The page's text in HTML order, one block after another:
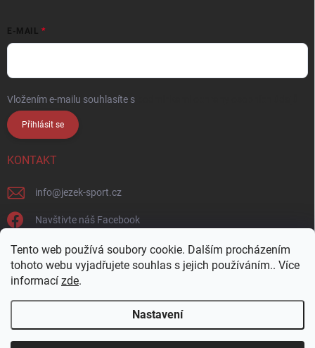
Tento web používá soubory cookie. Dalším procházením
tohoto webu vyjadřujete souhlas s jejich používáním.. Více
informací zde.
Nastavení
E-MAIL
Vložením e-mailu souhlasíte s
Přihlásit se
KONTAKT
info@jezek-sport.cz
Navštivte náš Facebook
jezek_sport_np/
Copyright 2026Ježek sport s.r.o.. Všechna práva vyhrazena.Upravit